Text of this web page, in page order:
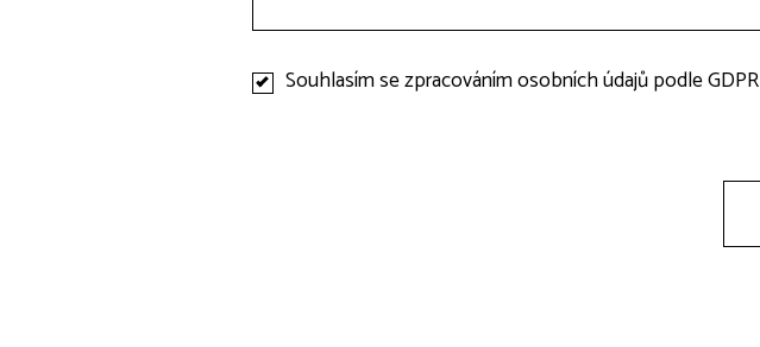
Souhlasím se zpracováním osobních údajů podle GDPR